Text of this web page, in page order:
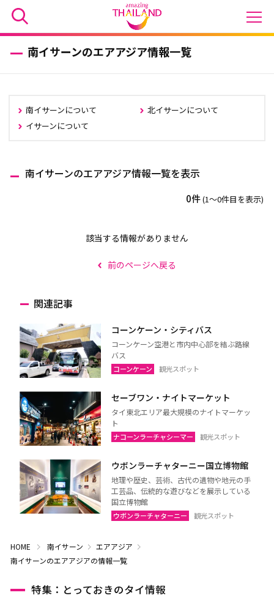
南イサーンのエアアジア情報一覧
南イサーンについて
北イサーンについて
イサーンについて
南イサーンのエアアジア情報一覧を表示
0件(1〜0件目を表示)
該当する情報がありません
前のページへ戻る
関連記事
コーンケーン・シティバス
コーンケーン空港と市内中心部を結ぶ路線
バス
コーンケーン 観光スポット
セーブワン・ナイトマーケット
タイ東北エリア最大規模のナイトマーケッ
ト
ナコーンラーチャシーマー 観光スポット
ウボンラーチャターニー国立博物館
地理や歴史、芸術、古代の遺物や地元の手
工芸品、伝統的な遊びなどを展示している
国立博物館
ウボンラーチャターニー 観光スポット
HOME 南イサーン
エアアジア
南イサーンのエアアジアの情報一覧
特集：とっておきのタイ情報